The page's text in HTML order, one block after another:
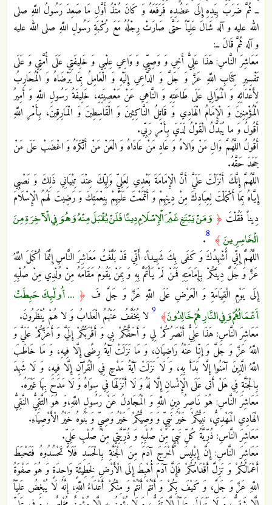
ــ ثُمَّ ضَرَبَ بِيَدِهِ إِلَى عَضُدِهِ فَرَفَعَهُ وَ كَانَ مُنْذُ أَوَّلِ مَا صَعِدَ رَسُولُ اللَّهِ صلى
الله عليه و آله شَالَ عَلِيّاً حَتَّى صَارَتْ رِجْلُهُ مَعَ رُكْبَةِ رَسُولِ اللَّهِ صلى الله عليه
و آله ثُمَّ قَالَ ــ:
مَعَاشِرَ النَّاسِ: هَذَا عَلِيٌّ أَخِي وَ وَصِيِّي وَ وَاعِي عِلْمِي وَ خَلِيفَتِي عَلَى أُمَّتِي وَ عَلَى
تَفْسِيرِ كِتَابِ اللَّهِ عَزَّ وَ جَلَّ وَ الدَّاعِي إِلَيْهِ وَ الْعَامِلُ بِمَا يَرْضَاهُ وَ الْمُحَارِبُ
لِأَعْدَائِهِ وَ الْمُوَالِي عَلَى طَاعَتِهِ وَ النَّاهِي عَنْ مَعْصِيَتِهِ، خَلِيفَةُ رَسُولِ اللَّهِ وَ أَمِيرُ
الْمُؤْمِنِينَ وَ الْإِمَامُ الْهَادِي وَ قَاتِلُ النَّاكِثِينَ وَ الْقَاسِطِينَ وَ الْمَارِقِينَ، بِأَمْرِ اللَّهِ
أَقُولُ وَ ما يُبَدَّلُ الْقَوْلُ لَدَيَ‏ بِأَمْرِ رَبِّي.
أَقُولُ اللَّهُمَّ وَالِ مَنْ وَالاهُ وَ عَادِ مَنْ عَادَاهُ وَ الْعَنْ مَنْ أَنْكَرَهُ وَ اغْضَبْ عَلَى مَنْ
جَحَدَ حَقَّهُ.
اللَّهُمَّ إِنَّكَ أَنْزَلْتَ عَلَيَّ أَنَّ الْإِمَامَةَ بَعْدِي لِعَلِيٍّ وَلِيِّكَ عِنْدَ تِبْيَانِي ذَلِكَ وَ نَصْبِي
إِيَّاهُ بِمَا أَكْمَلْتَ لِعِبَادِكَ مِنْ دِينِهِمْ وَ أَتْمَمْتَ عَلَيْهِمْ بِنِعْمَتِكَ وَ رَضِيتَ لَهُمُ الْإِسْلَامَ
دِيناً فَقُلْتَ ﴿ وَمَنْ يَبْتَغِ غَيْرَ الْإِسْلَامِ دِينًا فَلَنْ يُقْبَلَ مِنْهُ وَهُوَ فِي الْآخِرَةِ مِنَ
الْخَاسِرِينَ ﴾ 8
‏.
اللَّهُمَّ إِنِّي أُشْهِدُكَ وَ كَفَى بِكَ شَهِيداً، أَنِّي قَدْ بَلَّغْتُ مَعَاشِرَ النَّاسِ إِنَّمَا أَكْمَلَ اللَّهُ
عَزَّ وَ جَلَّ دِينَكُمْ بِإِمَامَتِهِ فَمَنْ لَمْ يَأْتَمَّ بِهِ وَ بِمَنْ يَقُومُ مَقَامَهُ مِنْ وُلْدِي مِنْ صُلْبِهِ
إِلَى يَوْمِ الْقِيَامَةِ وَ الْعَرْضِ عَلَى اللَّهِ عَزَّ وَ جَلَّ فَ ﴿ ... أُولَٰئِكَ حَبِطَتْ
أَعْمَالُهُمْ وَفِي النَّارِ هُمْ خَالِدُونَ﴾ 9 لا يُخَفَّفُ عَنْهُمُ الْعَذابُ وَ لا هُمْ يُنْظَرُونَ‏.
مَعَاشِرَ النَّاسِ: هَذَا عَلِيٌّ أَنْصَرُكُمْ لِي وَ أَحَقُّكُمْ بِي وَ أَقْرَبُكُمْ إِلَيَّ وَ أَعَزُّكُمْ عَلَيَّ وَ
اللَّهُ عَزَّ وَ جَلَّ وَ إنِّا عَنْهُ رَاضِيَانِ، وَ مَا نَزَلَتْ آيَةُ رِضًى إِلَّا فِيهِ، وَ مَا خَاطَبَ
اللَّهُ‏ الَّذِينَ آمَنُوا إِلَّا بَدَأَ بِهِ، وَ لَا نَزَلَتْ آيَةُ مَدْحٍ فِي الْقُرْآنِ إِلَّا فِيهِ، وَ لَا شَهِدَ
بِالْجَنَّةِ فِي‏ هَلْ أَتى‏ عَلَى الْإِنْسانِ‏ إِلَّا لَهُ وَ لَا أَنْزَلَهَا فِي سِوَاهُ وَ لَا مَدَحَ بِهَا غَيْرَهُ.
مَعَاشِرَ النَّاسِ: هُوَ نَاصِرُ دِينِ اللَّهِ وَ الْمُجَادِلُ عَنْ رَسُولِ اللَّهِ،وَ هُوَ التَّقِيُّ النَّقِيُّ
الْهَادِي الْمَهْدِيُّ، نَبِيُّكُمْ خَيْرُ نَبِيٍّ وَ وَصِيُّكُمْ خَيْرُ وَصِيٍّ وَ بَنُوهُ خَيْرُ الْأَوْصِيَاءِ.
مَعَاشِرَ النَّاسِ: ذُرِّيَّةُ كُلِّ نَبِيٍّ مِنْ صُلْبِهِ وَ ذُرِّيَّتِي مِنْ صُلْبِ عَلِيٍّ.
مَعَاشِرَ النَّاسِ: إِنَّ إِبْلِيسَ أَخْرَجَ آدَمَ مِنَ الْجَنَّةِ بِالْحَسَدِ فَلَا تَحْسُدُوهُ فَتَحْبَطَ
أَعْمَالُكُمْ وَ تَزِلَّ أَقْدَامُكُمْ فَإِنَّ آدَمَ أُهْبِطَ إِلَى الْأَرْضِ لِخَطِيئَةٍ وَاحِدَةٍ وَ هُوَ صَفْوَةُ
اللَّهِ عَزَّ وَ جَلَّ، وَ كَيْفَ بِكُمْ وَ أَنْتُمْ أَنْتُمْ وَ مِنْكُمْ أَعْدَاءُ اللَّهِ، إِنَّهُ لَا يُبْغِضُ عَلِيّاً